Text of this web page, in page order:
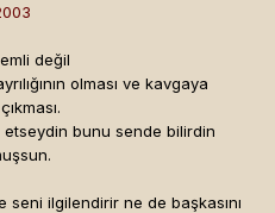
değil
olması ve kavgaya
bunu sende bilirdin
ilgilendirir ne de başkasını